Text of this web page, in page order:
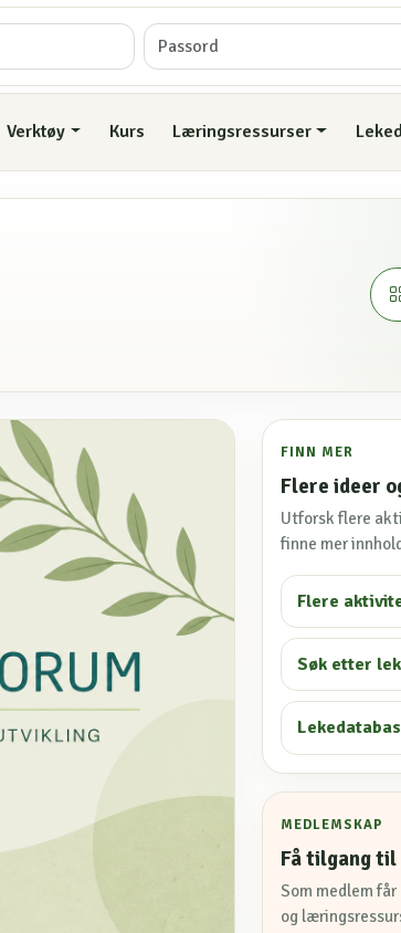
Verktøy Kurs Læringsressurser
FINN MER
Flere ideer
Utforsk flere
finne mer
Flere
Søk etter lek
MEDLEMSKAP
Få tilgang
Som medlem
og